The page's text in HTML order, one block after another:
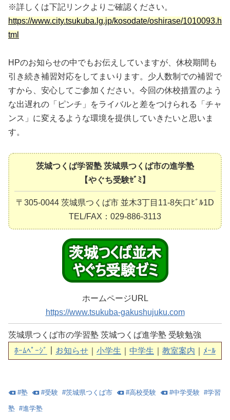
※詳しくは下記リンクよりご確認ください。
https://www.city.tsukuba.lg.jp/kosodate/oshirase/1010093.h
tml
HPのお知らせの中でもお伝えしていますが、休校期間も
引き続き補習対応をしてまいります。少人数制での補習で
すから、安心してご参加ください。今回の休校措置のよう
な出遅れの「ピンチ」をライバルと差をつけられる「チャ
ンス」に変えるような環境を提供していきたいと思いま
す。
茨城つくば学習塾 茨城県つくば市の進学塾
【やぐち受験ｾﾞﾐ】
〒305-0044 茨城県つくば市 並木3丁目11-8矢口ﾋﾞﾙ1D
TEL/FAX：029-886-3113
ホームページURL
https://www.tsukuba-gakushujuku.com
茨城県つくば市の学習塾 茨城つくば進学塾 受験勉強
ﾎｰﾑﾍﾟｰｼﾞ
お知らせ 小学生 中学生 教室案内 ﾒｰﾙ
#塾 #受験 #茨城県つくば市 #高校受験 #中学受験 #学習
塾 #進学塾